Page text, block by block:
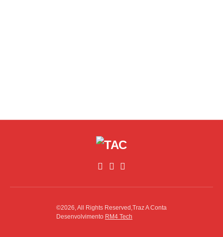
©2026, All Rights Reserved,Traz A Conta
Desenvolvimento RM4 Tech